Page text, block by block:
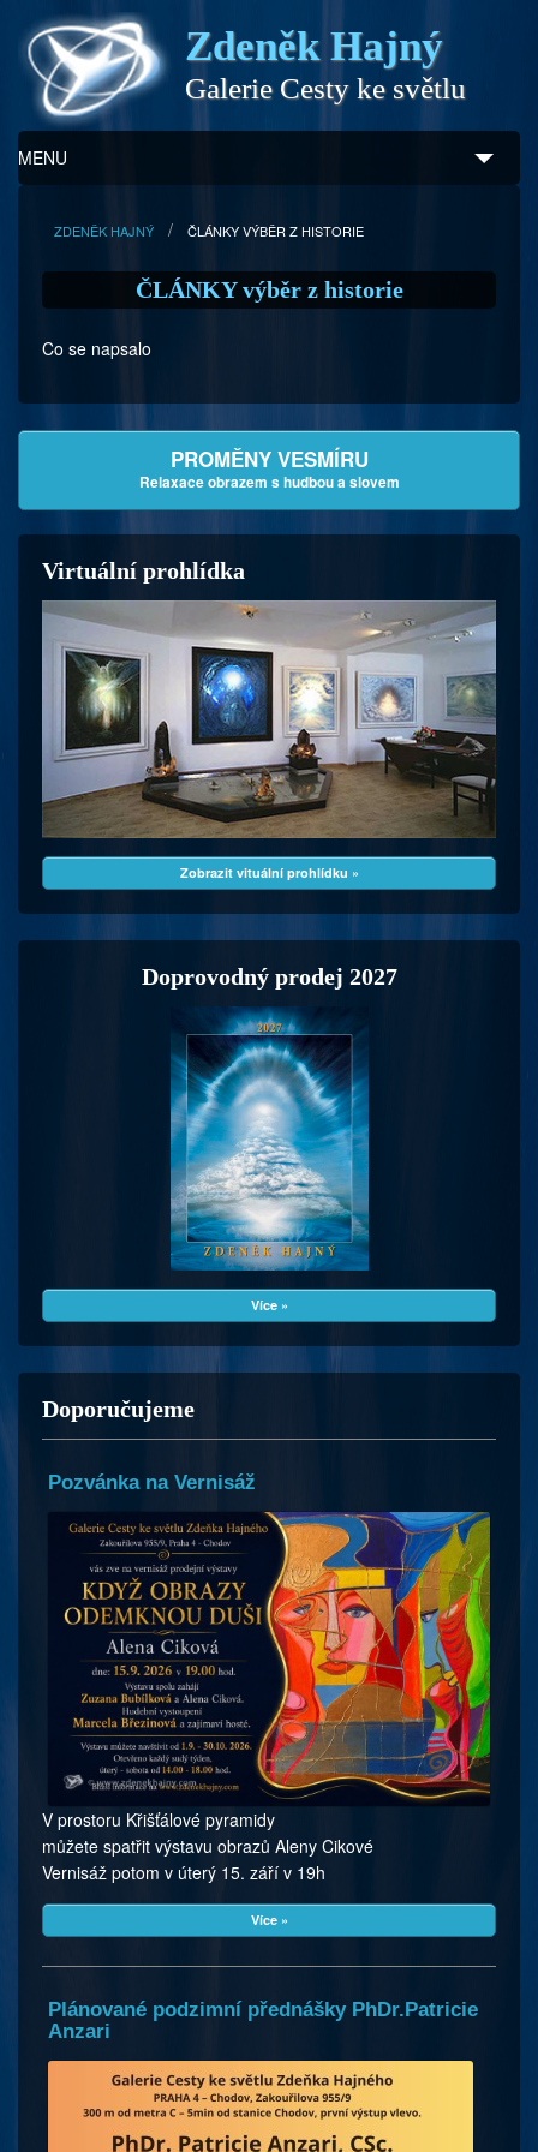
Zdeněk Hajný
Galerie Cesty ke světlu
MENU
Zdeněk Hajný
Program
Doprovodný prodej
Kontakty
ZDENĚK HAJNÝ ČLÁNKY VÝBĚR Z HISTORIE
ČLÁNKY výběr z historie
Co se napsalo
PROMĚNY VESMÍRU
Relaxace obrazem s hudbou a slovem
Virtuální prohlídka
Zobrazit vituální prohlídku »
Doprovodný prodej 2027
Více »
Doporučujeme
Pozvánka na Vernisáž
V prostoru Křišťálové pyramidy
můžete spatřit výstavu obrazů Aleny Cikové
Vernisáž potom v úterý 15. září v 19h
Více »
Plánované podzimní přednášky PhDr.Patricie
Anzari